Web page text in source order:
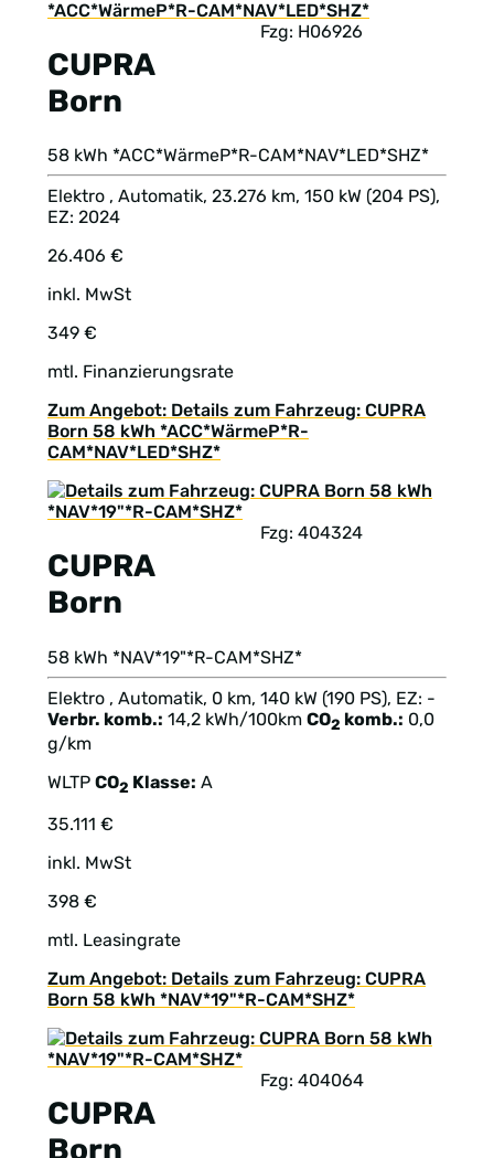
CUPRA
Born
Fzg: H06926
58 kWh *ACC*WärmeP*R-CAM*NAV*LED*SHZ*
Elektro , Automatik, 23.276 km, 150 kW (204 PS),
EZ: 2024
26.406 €
inkl. MwSt
349 €
mtl. Finanzierungsrate
Zum Angebot: Details zum Fahrzeug: CUPRA
Born 58 kWh *ACC*WärmeP*R-
CAM*NAV*LED*SHZ*
CUPRA
Born
Fzg: 404324
58 kWh *NAV*19"*R-CAM*SHZ*
Elektro , Automatik, 0 km, 140 kW (190 PS), EZ: -
Verbr. komb.: 14,2 kWh/100km CO2 komb.: 0,0
g/km
WLTP CO2 Klasse: A
35.111 €
inkl. MwSt
398 €
mtl. Leasingrate
Zum Angebot: Details zum Fahrzeug: CUPRA
Born 58 kWh *NAV*19"*R-CAM*SHZ*
CUPRA
Born
Fzg: 404064